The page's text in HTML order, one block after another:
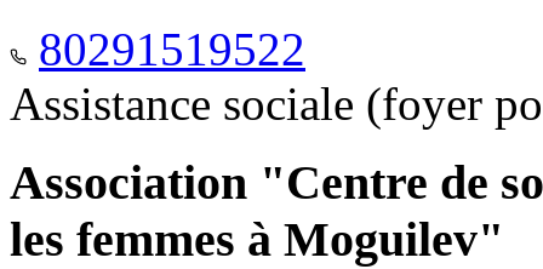
80291519522
Assistance sociale (foyer
Association "Centre de
les femmes à Moguilev"